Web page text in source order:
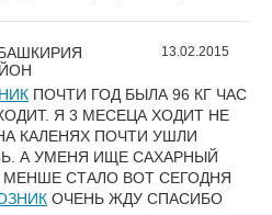
13.02.2015
ПОЧТИ ГОД БЫЛА 96 КГ ЧАС
Я 3 МЕСЕЦА ХОДИТ НЕ
КАЛЕНЯХ ПОЧТИ УШЛИ
А УМЕНЯ ИЩЕ САХАРНЫЙ
МЕНШЕ СТАЛО ВОТ СЕГОДНЯ
ОЧЕНЬ ЖДУ СПАСИБО